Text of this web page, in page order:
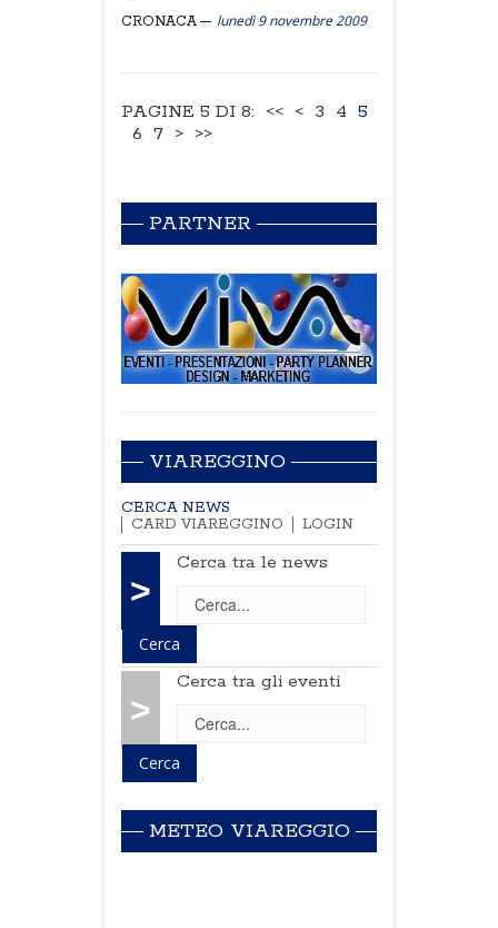
CRONACA lunedì 9 novembre 2009
PAGINE 5 DI 8: << < 3 4 5
6 7 > >>
PARTNER
VIAREGGINO
CERCA NEWS
CARD VIAREGGINO
LOGIN
>
Cerca tra le news
>
Cerca tra gli eventi
METEO VIAREGGIO